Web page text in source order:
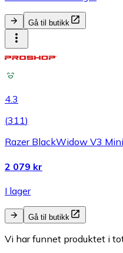
Gå til butikk
4.3
(311)
Razer BlackWidow V3
2 079 kr
I lager
Gå til butikk
Vi har funnet produktet i